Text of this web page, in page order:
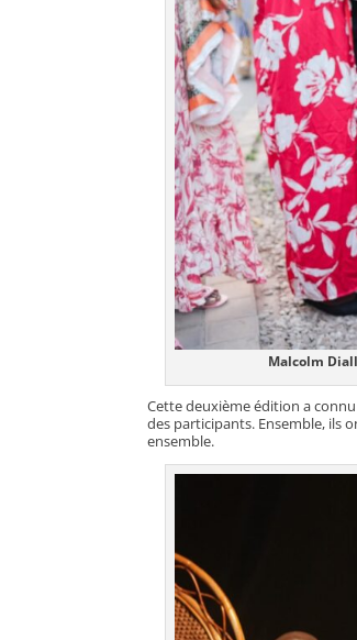
Malcolm
Cette deuxième édition a
des participants. Ensemble, ils
ensemble.